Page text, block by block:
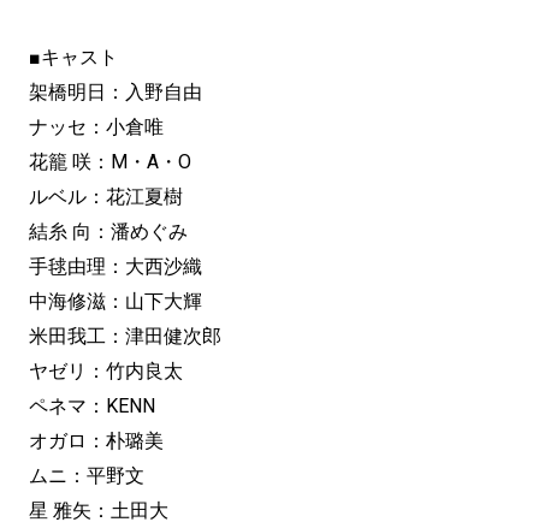
■キャスト
架橋明日：入野自由
ナッセ：小倉唯
花籠 咲：M・A・O
ルベル：花江夏樹
結糸 向：潘めぐみ
手毬由理：大西沙織
中海修滋：山下大輝
米田我工：津田健次郎
ヤゼリ：竹内良太
ペネマ：KENN
オガロ：朴璐美
ムニ：平野文
星 雅矢：土田大